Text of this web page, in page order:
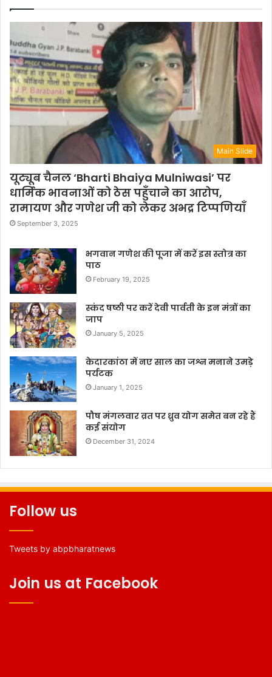
Main Slide
यूट्यूब चैनल ‘Bharti Bhaiya Mulniwasi’ पर
धार्मिक भावनाओं को ठेस पहुँचाने का आरोप,
रामायण और गणेश जी को लेकर अभद्र टिप्पणियाँ
September 3, 2025
भगवान गणेश की पूजा में करें इस स्तोत्र का
पाठ
February 19, 2025
स्कंद षष्ठी पर करें देवी पार्वती के इन मंत्रों का
जाप
January 5, 2025
केदारकांठा में नए साल का जश्न मनाने उमड़े
पर्यटक
January 1, 2025
पौष मंगलवार व्रत पर ध्रुव योग समेत बन रहे हैं
कई संयोग
December 31, 2024
Follow us
Tweets by abpbharatnews
Join us at Facebook